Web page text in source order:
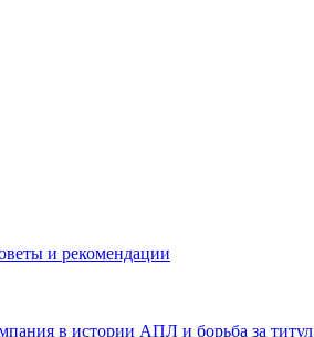
и рекомендации
в истории АПЛ и борьба за титул